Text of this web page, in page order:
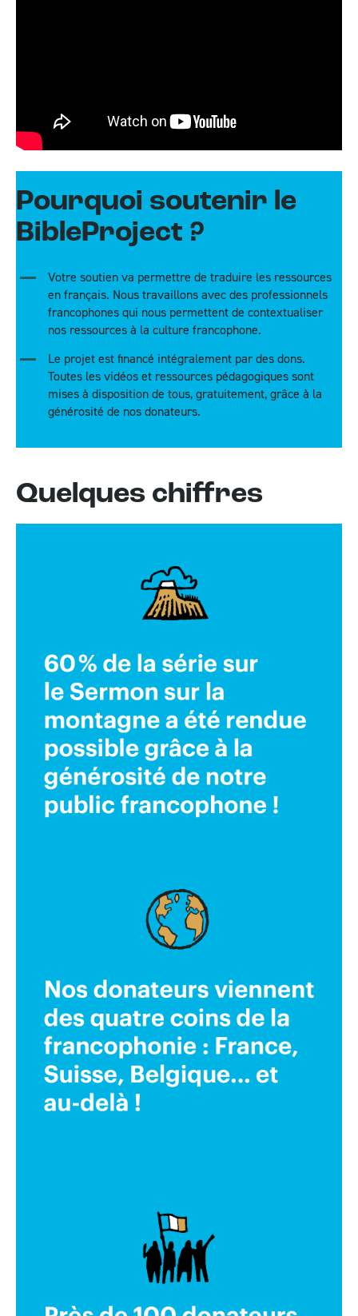
Pourquoi soutenir le
BibleProject ?
Votre soutien va permettre de traduire les ressources
en français. Nous travaillons avec des professionnels
francophones qui nous permettent de contextualiser
nos ressources à la culture francophone.
Le projet est financé intégralement par des dons.
Toutes les vidéos et ressources pédagogiques sont
mises à disposition de tous, gratuitement, grâce à la
générosité de nos donateurs.
Quelques chiffres